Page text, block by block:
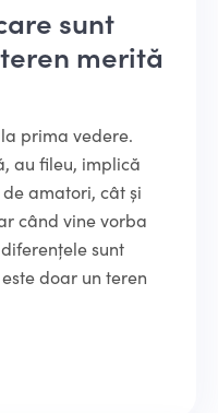
sunt
merită
prima vedere.
au fileu, implică
amatori, cât și
când vine vorba
sunt
doar un teren